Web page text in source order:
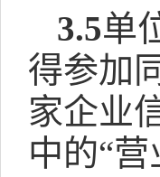
3.5单
得参加
家企业
中的“